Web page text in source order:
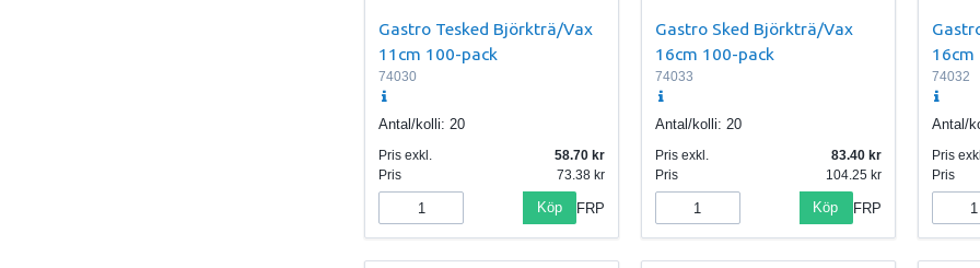
Gastro Tesked Björkträ/Vax
11cm 100-pack
74030
Antal/kolli:20
Pris exkl.
58.70
Pris
73.38
Köp FRP
Gastro Sked Björkträ/Vax
16cm 100-pack
74033
Antal/kolli: 20
Pris exkl.
83.40
Pris
104.25
Köp FRP
16cm
74032
Antal/
Pris
Pris